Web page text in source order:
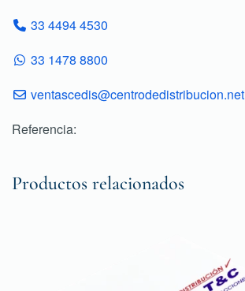
33 4494 4530
33 1478 8800
ventascedis@centrodedistribucion.net
Referencia:
Productos relacionados